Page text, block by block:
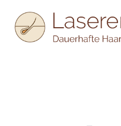
Inhalt
springen